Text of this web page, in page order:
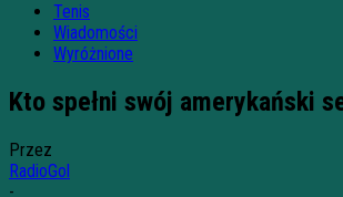
Tenis
Wiadomości
Wyróżnione
Kto spełni swój amerykański
Przez
RadioGol
-